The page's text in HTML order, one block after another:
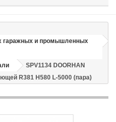
гаражных и промышленных
SPV1134 DOORHAN
R381 H580 L-5000 (пара)
по тарифам СДЭК